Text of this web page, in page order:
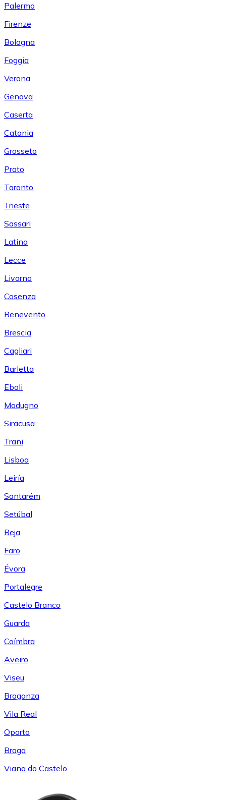
Palermo
Firenze
Bologna
Foggia
Verona
Genova
Caserta
Catania
Grosseto
Prato
Taranto
Trieste
Sassari
Latina
Lecce
Livorno
Cosenza
Benevento
Brescia
Cagliari
Barletta
Eboli
Modugno
Siracusa
Trani
Lisboa
Leiría
Santarém
Setúbal
Beja
Faro
Évora
Portalegre
Castelo Branco
Guarda
Coímbra
Aveiro
Viseu
Braganza
Vila Real
Oporto
Braga
Viana do Castelo